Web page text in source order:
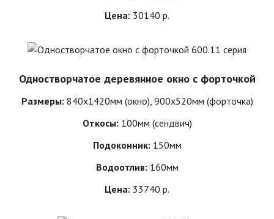
Цена: 30140 р.
Одностворчатое деревянное окно с форточкой
Размеры: 840х1420мм (окно), 900х520мм (форточка)
Откосы: 100мм (сендвич)
Подоконник: 150мм
Водоотлив: 160мм
Цена: 33740 р.